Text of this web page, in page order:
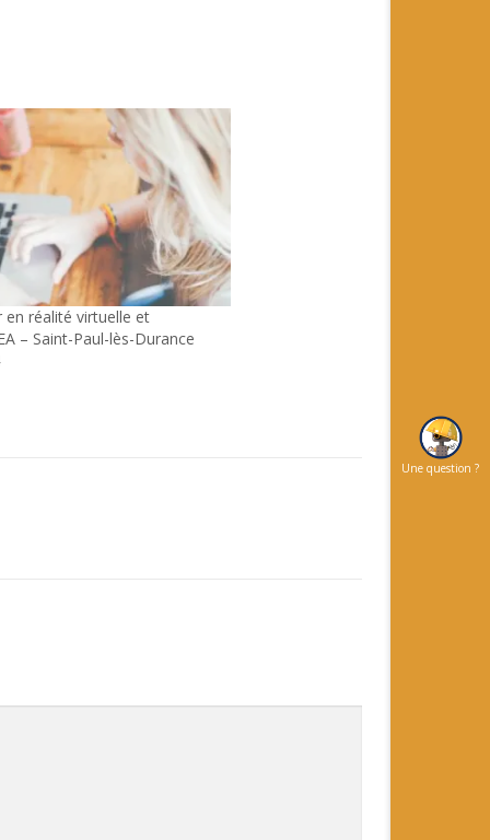
en réalité virtuelle et
– Saint-Paul-lès-Durance
Une question ?